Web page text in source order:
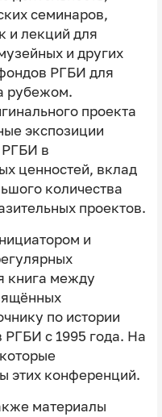
семинаров,
и лекций для
и других
РГБИ для
рубежом.
проекта
экспозиции
РГБИ в
ценностей, вклад
количества
проектов.
и
книга между
по истории
РГБИ с 1995 года. На
этих конференций.
материалы